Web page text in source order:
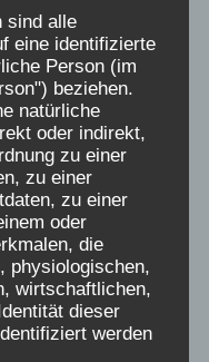
den
von
e.V.:
0498 00
Kiehlufer 43,
Auskünfte oder
oder an:
sind alle
eine identifizierte
Person (im
beziehen.
natürliche
oder indirekt,
zu einer
zu einer
zu einer
oder
die
physiologischen,
wirtschaftlichen,
dieser
werden